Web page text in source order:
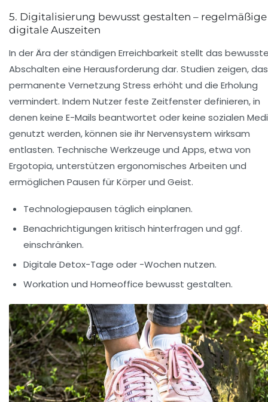
5. Digitalisierung bewusst gestalten – regelmäßige
digitale Auszeiten
In der Ära der ständigen Erreichbarkeit stellt das
Abschalten eine Herausforderung dar. Studien zeigen,
permanente Vernetzung Stress erhöht und die Erholung
vermindert. Indem Nutzer feste Zeitfenster definieren, in
denen keine E-Mails beantwortet oder keine sozialen
genutzt werden, können sie ihr Nervensystem wirksam
entlasten. Technische Werkzeuge und Apps, etwa von
Ergotopia, unterstützen ergonomisches Arbeiten und
ermöglichen Pausen für Körper und Geist.
Technologiepausen täglich einplanen.
Benachrichtigungen kritisch hinterfragen und ggf.
einschränken.
Digitale Detox-Tage oder -Wochen nutzen.
Workation und Homeoffice bewusst gestalten.